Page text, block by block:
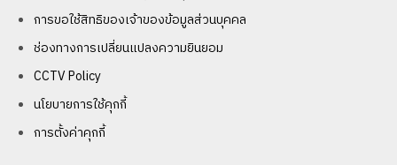
การขอใช้สิทธิของเจ้าของข้อมูลส่วนบุคคล
ช่องทางการเปลี่ยนแปลงความยินยอม
CCTV Policy
นโยบายการใช้คุกกี้
การตั้งค่าคุกกี้